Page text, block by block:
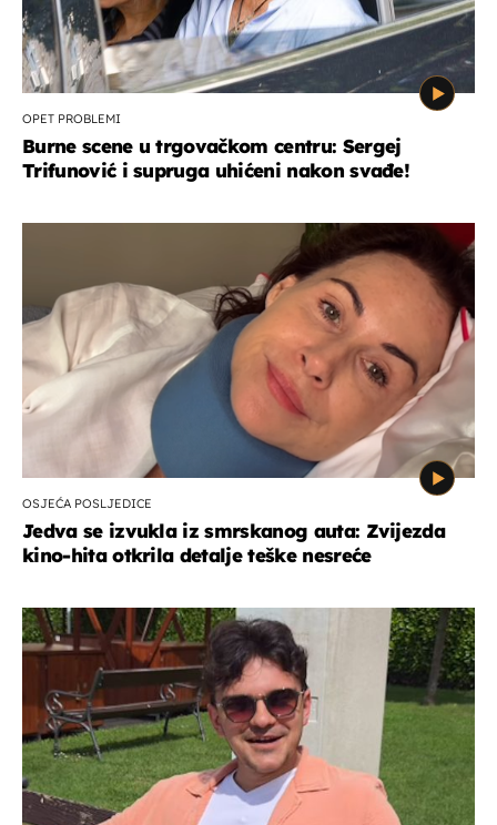
OPET PROBLEMI
Burne scene u trgovačkom centru: Sergej
Trifunović i supruga uhićeni nakon svađe!
OSJEĆA POSLJEDICE
Jedva se izvukla iz smrskanog auta: Zvijezda
kino-hita otkrila detalje teške nesreće